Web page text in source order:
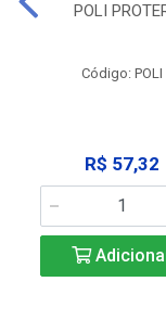
POLI
Código: POLI
R$ 57,32